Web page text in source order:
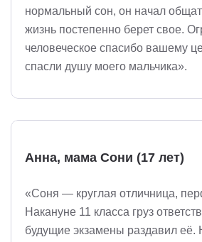
нормальный сон, он начал
жизнь постепенно берет свое.
человеческое спасибо вашему
спасли душу моего мальчика».
Анна, мама Сони (17 лет)
«Соня — круглая отличница,
Накануне 11 класса груз
будущие экзамены раздавил её.